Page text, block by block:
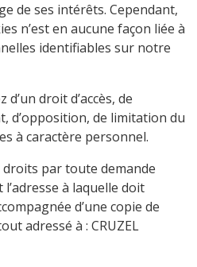
de ses intérêts. Cependant,
n’est en aucune façon liée à
identifiables sur notre
droit d’accès, de
d’opposition, de limitation du
à caractère personnel.
droits par toute demande
à laquelle doit
d’une copie de
adressé à : CRUZEL